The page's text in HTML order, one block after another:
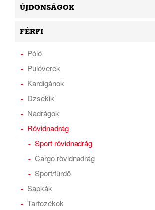
ÚJDONSÁGOK
FÉRFI
Póló
Pulóverek
Kardigánok
Dzsekik
Nadrágok
Rövidnadrág
Sport rövidnadrág
Cargo rövidnadrág
Sport/fürdő
Sapkák
Tartozékok